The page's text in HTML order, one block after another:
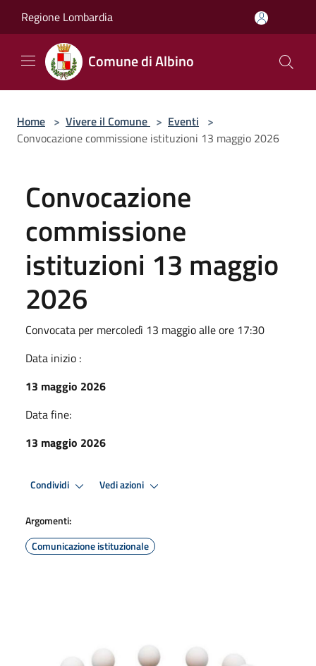
Regione Lombardia
Comune di Albino
Home > Vivere il Comune > Eventi >
Convocazione commissione istituzioni 13 maggio 2026
Convocazione
commissione
istituzioni 13 maggio
2026
Convocata per mercoledì 13 maggio alle ore 17:30
Data inizio :
13 maggio 2026
Data fine:
13 maggio 2026
Condividi Vedi azioni
Argomenti:
Comunicazione istituzionale